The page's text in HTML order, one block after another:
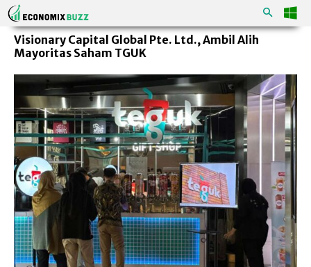
Visionary Capital Global Pte. Ltd., Ambil Alih
Mayoritas Saham TGUK